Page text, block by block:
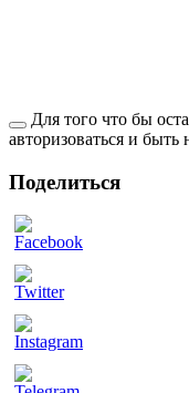
Для того что бы
авторизоваться и
Поделиться